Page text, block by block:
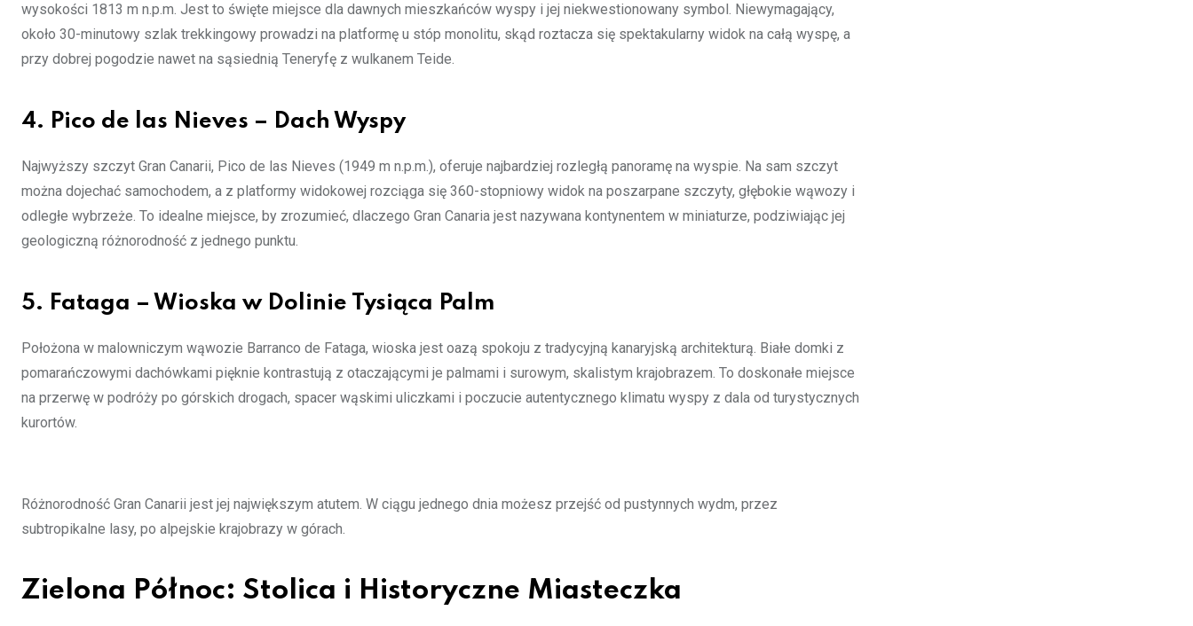
wysokości 1813 m n.p.m. Jest to święte miejsce dla dawnych mieszkańców wyspy i jej niekwestionowany symbol. Niewymagający,
około 30-minutowy szlak trekkingowy prowadzi na platformę u stóp monolitu, skąd roztacza się spektakularny widok na całą wyspę, a
przy dobrej pogodzie nawet na sąsiednią Teneryfę z wulkanem Teide.
4. Pico de las Nieves – Dach Wyspy
Najwyższy szczyt Gran Canarii, Pico de las Nieves (1949 m n.p.m.), oferuje najbardziej rozległą panoramę na wyspie. Na sam szczyt
można dojechać samochodem, a z platformy widokowej rozciąga się 360-stopniowy widok na poszarpane szczyty, głębokie wąwozy i
odległe wybrzeże. To idealne miejsce, by zrozumieć, dlaczego Gran Canaria jest nazywana kontynentem w miniaturze, podziwiając jej
geologiczną różnorodność z jednego punktu.
5. Fataga – Wioska w Dolinie Tysiąca Palm
Położona w malowniczym wąwozie Barranco de Fataga, wioska jest oazą spokoju z tradycyjną kanaryjską architekturą. Białe domki z
pomarańczowymi dachówkami pięknie kontrastują z otaczającymi je palmami i surowym, skalistym krajobrazem. To doskonałe miejsce
na przerwę w podróży po górskich drogach, spacer wąskimi uliczkami i poczucie autentycznego klimatu wyspy z dala od turystycznych
kurortów.
Różnorodność Gran Canarii jest jej największym atutem. W ciągu jednego dnia możesz przejść od pustynnych wydm, przez
subtropikalne lasy, po alpejskie krajobrazy w górach.
Zielona Północ: Stolica i Historyczne Miasteczka